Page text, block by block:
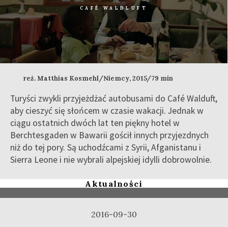
CAFÉ WALDLUFT
reż. Matthias Kosmehl/Niemcy, 2015/79 min
Turyści zwykli przyjeżdżać autobusami do Café Walduft,
aby cieszyć się słońcem w czasie wakacji. Jednak w
ciągu ostatnich dwóch lat ten piękny hotel w
Berchtesgaden w Bawarii gościł innych przyjezdnych
niż do tej pory. Są uchodźcami z Syrii, Afganistanu i
Sierra Leone i nie wybrali alpejskiej idylli dobrowolnie.
Aktualności
2016-09-30